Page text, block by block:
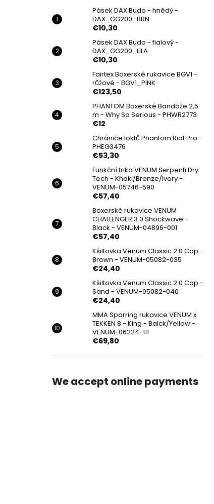
Pásek DAX Budo - hnědý -
DAX_GG200_BRN
€10,30
Pásek DAX Budo - fialový -
DAX_GG200_LILA
€10,30
Fairtex Boxerské rukavice BGV1 -
růžové - BGV1_PINK
€123,50
PHANTOM Boxerské Bandáže 2,5
m - Why So Serious - PHWR2773
€12
Chrániče loktů Phantom Riot Pro -
PHEG3476
€53,30
Funkční triko VENUM Serpenti Dry
Tech - Khaki/Bronze/Ivory -
VENUM-05746-590
€57,40
Boxerské rukavice VENUM
CHALLENGER 3.0 Shockwave -
Black - VENUM-04896-001
€57,40
Kšiltovka Venum Classic 2.0 Cap -
Brown - VENUM-05082-035
€24,40
Kšiltovka Venum Classic 2.0 Cap -
Sand - VENUM-05082-040
€24,40
MMA Sparring rukavice VENUM x
TEKKEN 8 - King - Balck/Yellow -
VENUM-06224-111
€69,80
We accept online payments